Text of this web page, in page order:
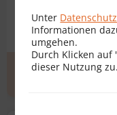
Unter Datenschutz
Informationen
umgehen.
Durch Klicken auf
dieser Nutzung zu.